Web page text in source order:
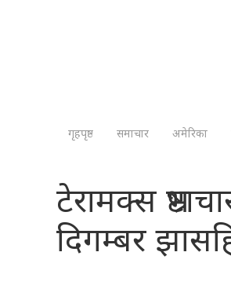
गृहपृष्ठ समाचार अमेरिका
टेरामक्स
दिगम्बर